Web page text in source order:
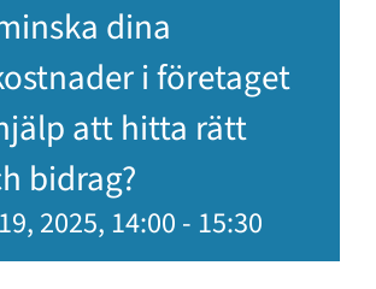
dina
i företaget
att hitta rätt
bidrag?
2025, 14:00 - 15:30